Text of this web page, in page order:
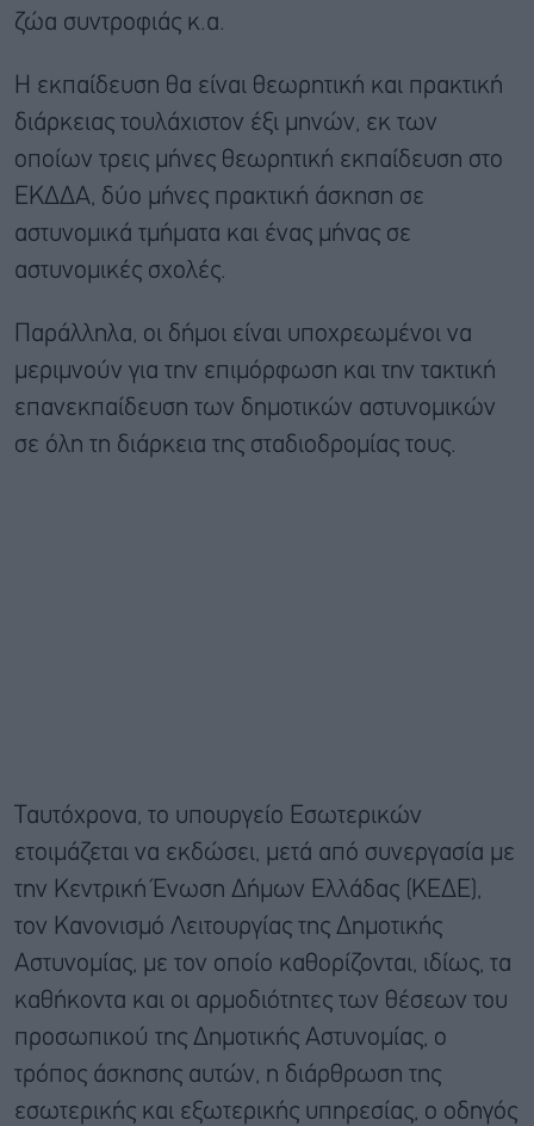
ζώα συντροφιάς κ.α.
Η εκπαίδευση θα είναι θεωρητική και πρακτική
διάρκειας τουλάχιστον έξι μηνών, εκ των
οποίων τρεις μήνες θεωρητική εκπαίδευση στο
ΕΚΔΔΑ, δύο μήνες πρακτική άσκηση σε
αστυνομικά τμήματα και ένας μήνας σε
αστυνομικές σχολές.
Παράλληλα, οι δήμοι είναι υποχρεωμένοι να
μεριμνούν για την επιμόρφωση και την τακτική
επανεκπαίδευση των δημοτικών αστυνομικών
σε όλη τη διάρκεια της σταδιοδρομίας τους.
Ταυτόχρονα, το υπουργείο Εσωτερικών
ετοιμάζεται να εκδώσει, μετά από συνεργασία με
την Κεντρική Ένωση Δήμων Ελλάδας (ΚΕΔΕ),
τον Κανονισμό Λειτουργίας της Δημοτικής
Αστυνομίας, με τον οποίο καθορίζονται, ιδίως, τα
καθήκοντα και οι αρμοδιότητες των θέσεων του
προσωπικού της Δημοτικής Αστυνομίας, ο
τρόπος άσκησης αυτών, η διάρθρωση της
εσωτερικής και εξωτερικής υπηρεσίας, ο οδηγός